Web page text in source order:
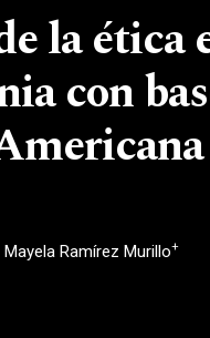
la ética
con
Mayela Ramírez Murillo+